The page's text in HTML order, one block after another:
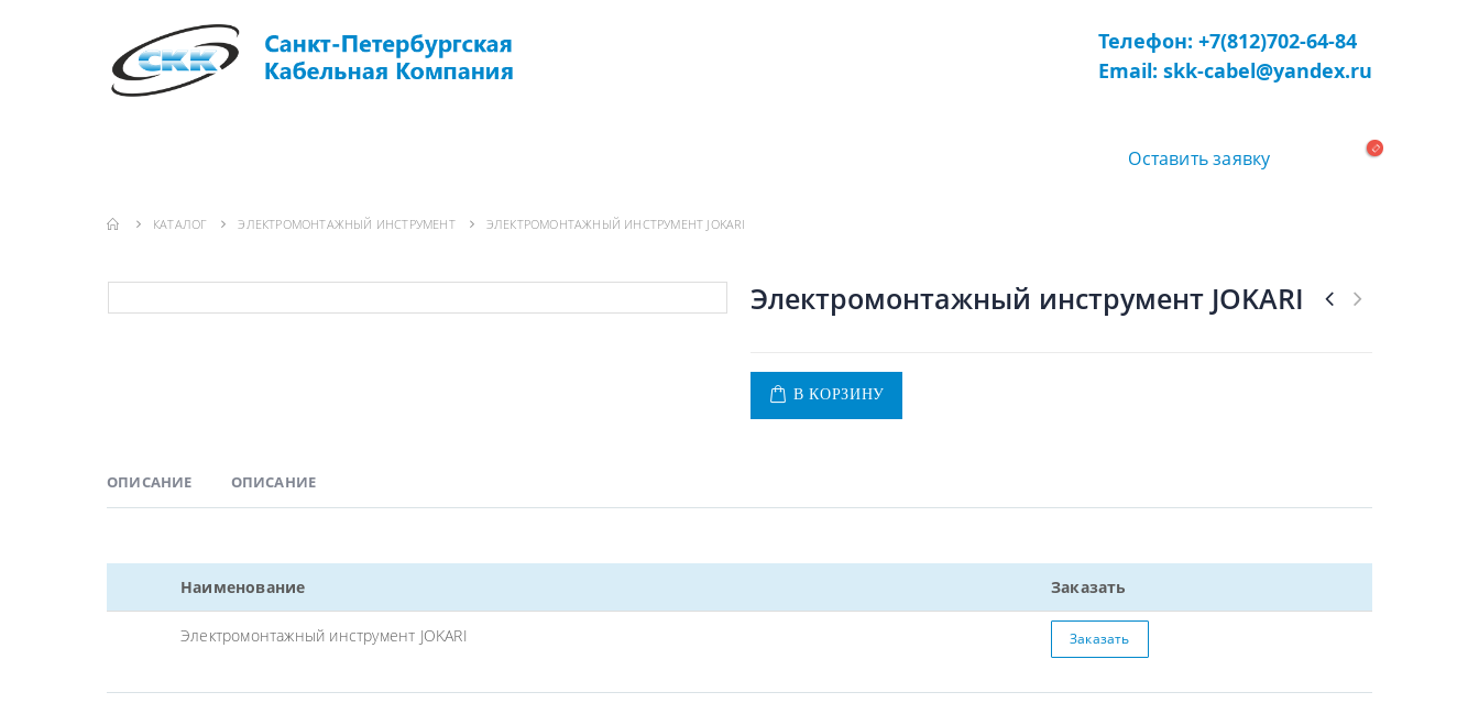
Телефон: +7(812)702-64-84
Email: skk-cabel@yandex.ru
Оставить заявку
КАТАЛОГ ЭЛЕКТРОМОНТАЖНЫЙ ИНСТРУМЕНТ ЭЛЕКТРОМОНТАЖНЫЙ ИНСТРУМЕНТ JOKARI
Электромонтажный инструмент JOKARI
В КОРЗИНУ
ОПИСАНИЕ ОПИСАНИЕ
Наименование Заказать
Электромонтажный инструмент JOKARI Заказать